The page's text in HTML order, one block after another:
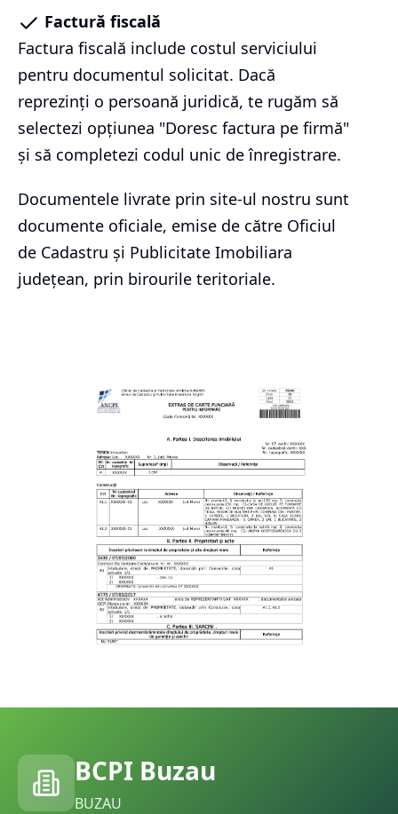
Factură fiscală
Factura fiscală include costul serviciului
pentru documentul solicitat. Dacă
reprezinți o persoană juridică, te rugăm să
selectezi opțiunea "Doresc factura pe firmă"
și să completezi codul unic de înregistrare.
Documentele livrate prin site-ul nostru sunt
documente oficiale, emise de către Oficiul
de Cadastru și Publicitate Imobiliara
județean, prin birourile teritoriale.
BCPI Buzau
BUZAU